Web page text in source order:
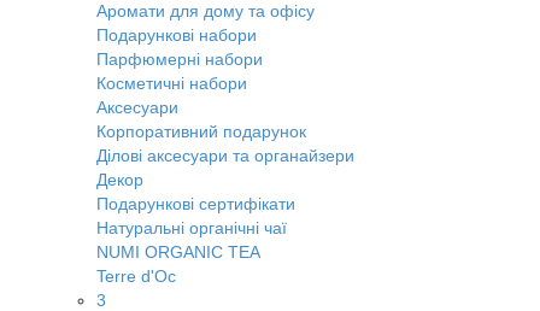
Аромати для дому та офісу
Подарункові набори
Парфюмерні набори
Косметичні набори
Аксесуари
Корпоративний подарунок
Ділові аксесуари та органайзери
Декор
Подарункові сертифікати
Натуральні органічні чаї
NUMI ORGANIC TEA
Terre d'Oc
3